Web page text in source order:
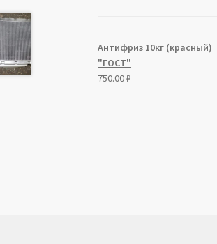
Антифриз 10кг (красный)
"ГОСТ"
750.00₽